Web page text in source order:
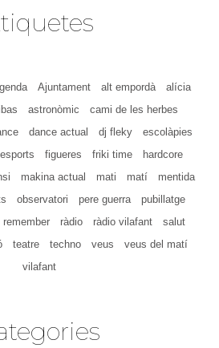
Ajuntament alt empordà
alícia
astronòmic
cami de les herbes
dance actual dj fleky
escolàpies
esports figueres friki time
hardcore
makina actual mati matí
mentida
observatori pere guerra
pubillatge
remember ràdio ràdio vilafant
salut
teatre techno veus
veus del matí
vilafant